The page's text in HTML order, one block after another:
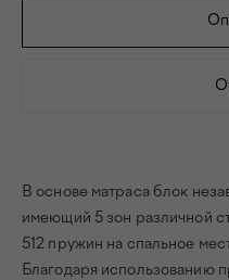
В основе матраса блок
имеющий 5 зон различной
512 пружин на спальное
Благодаря использованию